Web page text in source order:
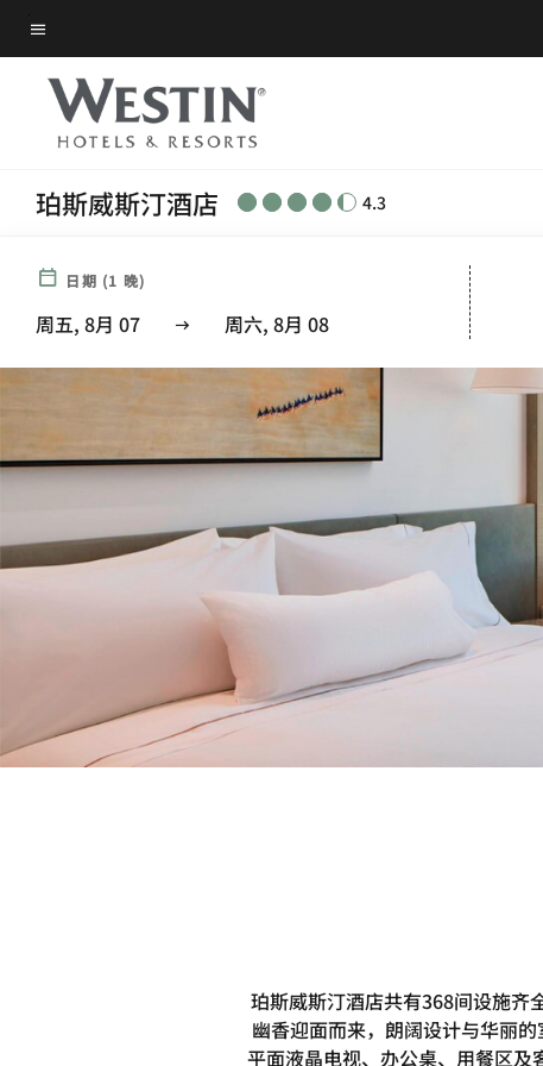
Skip
to
main
content
菜单文本
珀斯威斯汀酒店 4.3
日期 (1 晚)
周五, 8月 07 周六, 8月 08
珀斯威斯汀酒店共有368间设施齐
幽香迎面而来，朗阔设计与华丽
平面液晶电视、办公桌、用餐区